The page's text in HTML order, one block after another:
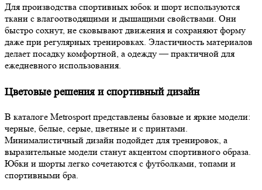
Для производства спортивных юбок и шорт используются
ткани с влагоотводящими и дышащими свойствами. Они
быстро сохнут, не сковывают движения и сохраняют форму
даже при регулярных тренировках. Эластичность материалов
делает посадку комфортной, а одежду — практичной для
ежедневного использования.
Цветовые решения и спортивный дизайн
В каталоге Metrosport представлены базовые и яркие модели:
черные, белые, серые, цветные и с принтами.
Минималистичный дизайн подойдет для тренировок, а
выразительные модели станут акцентом спортивного образа.
Юбки и шорты легко сочетаются с футболками, топами и
спортивными бра.